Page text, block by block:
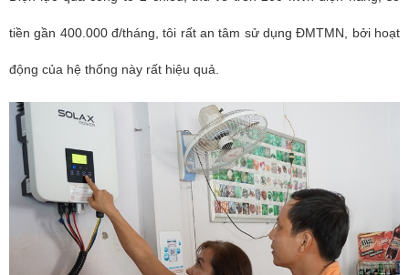
tiền gần 400.000 đ/tháng, tôi rất an tâm sử dụng ĐMTMN, bởi hoạt
động của hệ thống này rất hiệu quả.